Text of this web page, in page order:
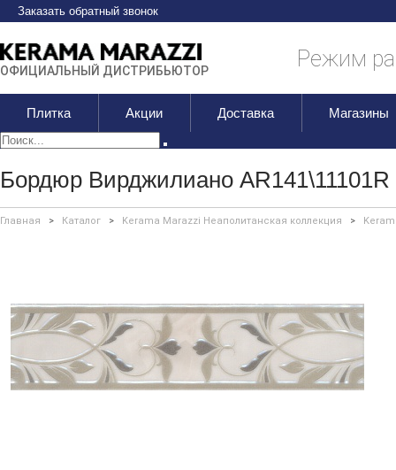
Заказать обратный звонок
ОФИЦИАЛЬНЫЙ ДИСТРИБЬЮТОР Режим
Плитка Акции Доставка Магазины
Бордюр Вирджилиано
Главная > Каталог > Kerama Marazzi Неаполитанская коллекция >